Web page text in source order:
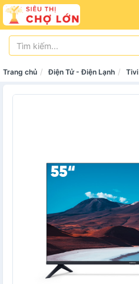
Trang chủ Điện Tử - Điện Lạnh Tivi